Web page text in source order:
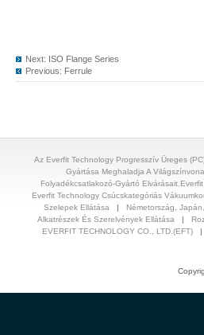
Next: ISO Flange Series
Previous: Ferrule
Az Everfit Technology Progresszív Üreges
Gyártása Meghaladja A
Folyadékcsatlakozó-Gyártó
Everfit Technology Csúcskategóriás
Szelepek Ellátása | Németország,
Alkatrészek És Szerelvények Ellátása
|
EVERFIT TECHNOLOGY CO., LTD.(EFT)